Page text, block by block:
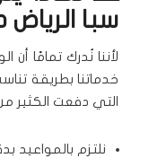
سبا الرياض
لأننا نُدرك تمامًا أن
خدماتنا بطريقة
التي دفعت الكثير
نلتزم بالمواعيد